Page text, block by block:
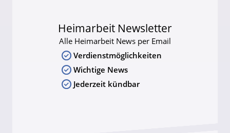
Heimarbeit Newsletter
Alle Heimarbeit News per Email
Verdienstmöglichkeiten
Wichtige News
Jederzeit kündbar